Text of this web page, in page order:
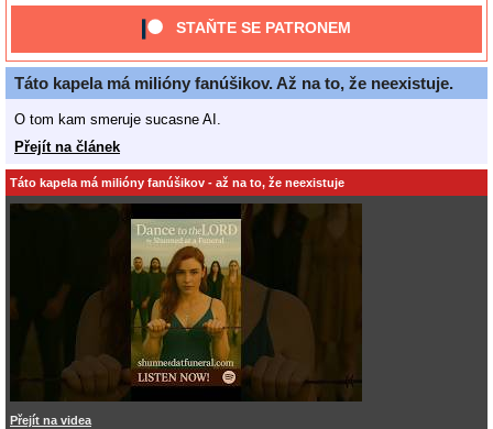
STAŇTE SE PATRONEM
Táto kapela má milióny fanúšikov. Až na to, že neexistuje.
O tom kam smeruje sucasne AI.
Přejít na článek
Táto kapela má milióny fanúšikov - až na to, že neexistuje
Přejít na videa